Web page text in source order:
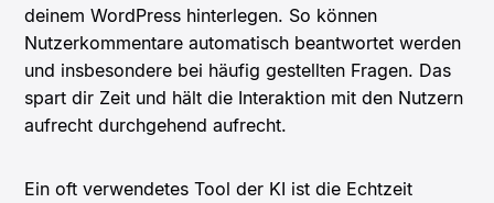
deinem WordPress hinterlegen. So können
Nutzerkommentare automatisch beantwortet werden
und insbesondere bei häufig gestellten Fragen. Das
spart dir Zeit und hält die Interaktion mit den Nutzern
aufrecht durchgehend aufrecht.
Ein oft verwendetes Tool der KI ist die Echtzeit